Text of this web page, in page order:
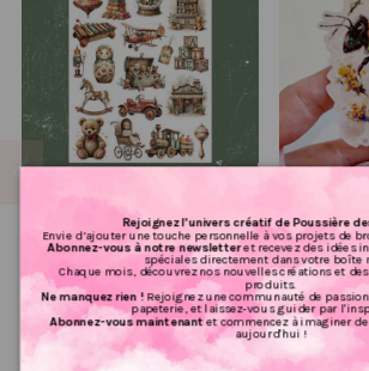
Réf 146 Feuille
d’autocollants, Stickers
pour Bullet Journal jouets
vintage
2,29 €
1.83 €
PRIX VIP👑
2,08 €
Rejoignez l’univers créatif de Poussière
Envie d’ajouter une touche personnelle à vos projets de
Abonnez-vous à notre newsletteret recevez des idées
spéciales directement dans votre boîte
Chaque mois, découvrez nos nouvelles créations et
produits.
Ne manquez rien !Rejoignez une communauté de
papeterie, et laissez-vous guider par
Abonnez-vous maintenantet commencez à imaginer
aujourd'hui !